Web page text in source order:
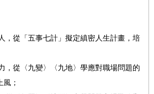
從「五事七計」擬定縝密人生計畫，培
從〈九變〉〈九地〉學應對職場問題的
；